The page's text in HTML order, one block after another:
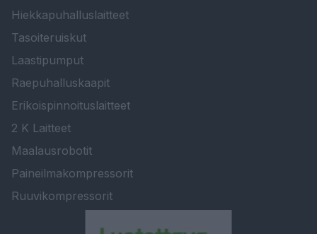
Hiekkapuhalluslaitteet
Tasoiteruiskut
Laastipumput
Raepuhalluskaapit
Erikoispinnoituslaitteet
2 K Laitteet
Maalausrobotit
Paineilmakompressorit
Ruuvikompressorit